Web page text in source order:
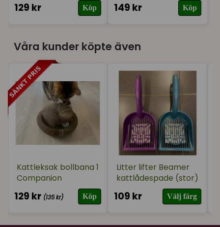
129 kr Köp 149 kr Köp
Våra kunder köpte även
Kattleksak bollbana 1
Companion
129 kr (135 kr) Köp
Litter lifter Beamer
kattlådespade (stor)
109 kr Välj färg